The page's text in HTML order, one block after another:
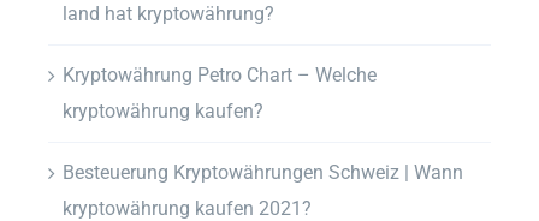
land hat kryptowährung?
Kryptowährung Petro Chart – Welche
kryptowährung kaufen?
Besteuerung Kryptowährungen Schweiz | Wann
kryptowährung kaufen 2021?